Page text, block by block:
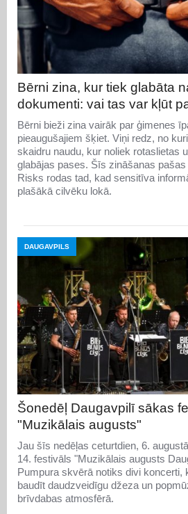
Bērni zina, kur tiek glabāta
dokumenti: vai tas var kļūt
Bērni bieži zina vairāk par ģimenes
pieaugušajiem šķiet. Viņi redz, no
skaidru naudu, kur noliek rotaslietas
glabājas pases. Šīs zināšanas
Risks rodas tad, kad sensitīva
plašākā cilvēku lokā.
DAUGAVPILS
Šonedēļ Daugavpilī sākas
"Muzikālais augusts"
Jau šīs nedēļas ceturtdien, 6.
14. festivāls "Muzikālais augusts
Pumpura skvērā notiks divi koncerti,
baudīt daudzveidīgu džeza un
brīvdabas atmosfērā.